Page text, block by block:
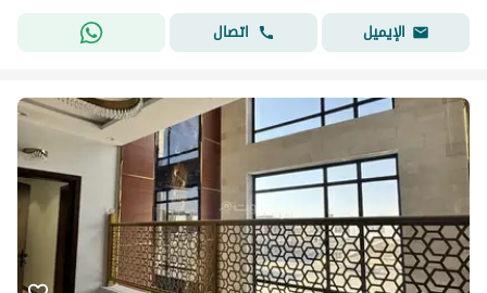
الإيميل
اتصال